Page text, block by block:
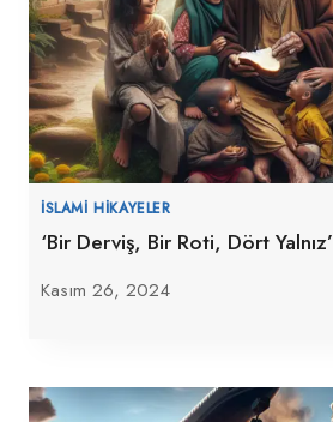
İSLAMI HIKAYELER
‘Bir Derviş, Bir Roti, Dört Yalnız’
Kasım 26, 2024